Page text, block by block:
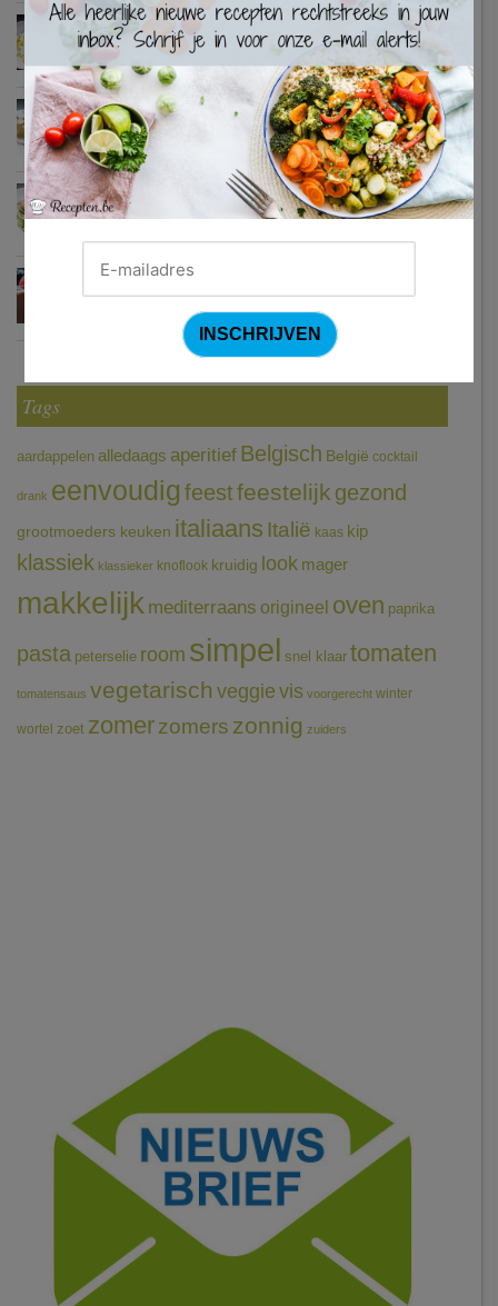
Waterzooi van pladijs met venkel (Colruyt)
Zweedse gehaktballetjes
Courgetti met paprikasaus en halloumi (Sandra Bekkari)
Chocomousse met fruitbier
Tags
aardappelen alledaags aperitief Belgisch België cocktail
drank eenvoudigfeestfeestelijk gezond
grootmoeders keuken italiaans Italië kaas kip
klassiek klassieker knoflook kruidig look mager
makkelijk mediterraans origineel oven paprika
pasta peterselie room simpel snel klaar tomaten
tomatensaus vegetarischveggie vis voorgerecht winter
wortel zoet zomerzomers zonnig zuiders